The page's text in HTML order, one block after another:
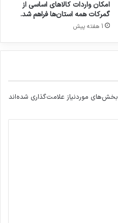
امکان واردات کالاهای اساسی از
گمرکات همه استان‌ها فراهم شد.
1 هفته پیش
بخش‌های موردنیاز علامت‌گذاری شده‌اند